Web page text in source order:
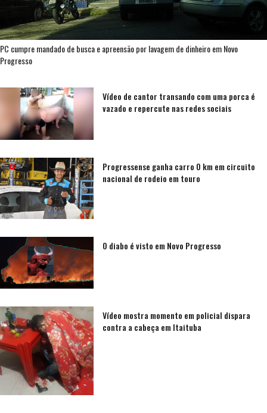
PC cumpre mandado de busca e apreensão por lavagem de dinheiro em Novo
Progresso
Vídeo de cantor transando com uma porca é
vazado e repercute nas redes sociais
Progressense ganha carro 0 km em circuito
nacional de rodeio em touro
O diabo é visto em Novo Progresso
Vídeo mostra momento em policial dispara
contra a cabeça em Itaituba